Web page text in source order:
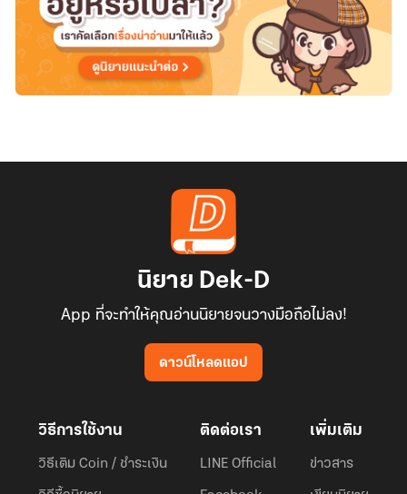
นิยาย Dek-D
App ที่จะทำให้คุณอ่านนิยายจนวางมือถือไม่ลง!
ดาวน์โหลดแอป
วิธีการใช้งาน
วิธีเติม Coin / ชำระเงิน
ติดต่อเรา
LINE Official
เพิ่มเติม
ข่าวสาร